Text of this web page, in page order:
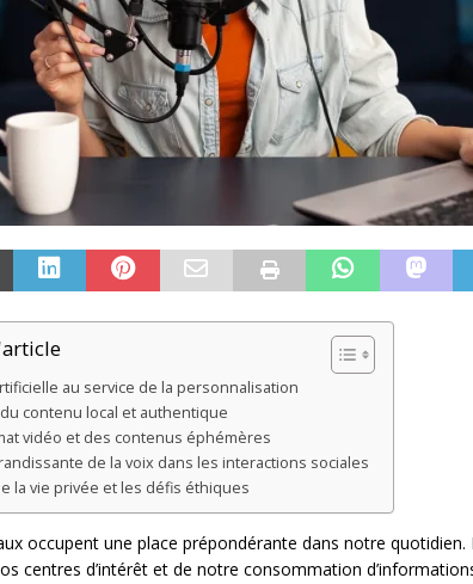
au service de la personnalisation
contenu local et authentique
vidéo et des contenus éphémères
de la voix dans les interactions sociales
la vie privée et les défis éthiques
occupent une place prépondérante dans notre
centres d’intérêt et de notre consommation